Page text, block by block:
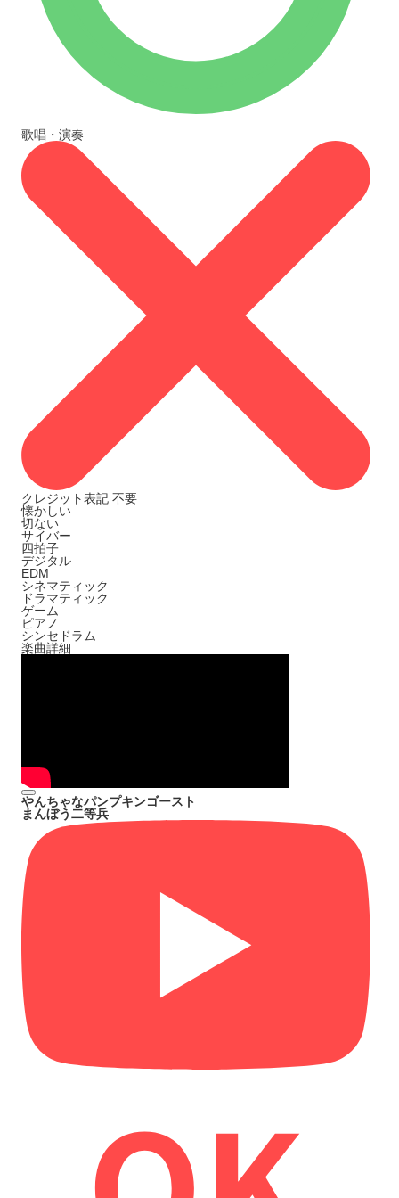
歌唱・演奏
クレジット表記 不要
懐かしい
切ない
サイバー
四拍子
デジタル
EDM
シネマティック
ドラマティック
ゲーム
ピアノ
シンセドラム
楽曲詳細
やんちゃなパンプキンゴースト
まんぼう二等兵